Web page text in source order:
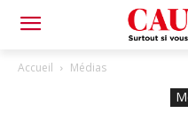
Accueil Médias